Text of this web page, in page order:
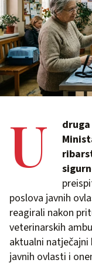
U
poslova javnih
reagirali nakon
veterinarskih
aktualni
javnih ovlasti i